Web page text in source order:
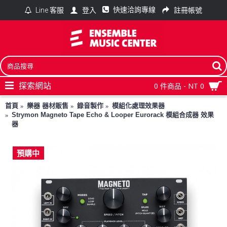
Line 客服 登入 快速洽詢專線 註冊帳號
0 件商品 - NT 0
探索網站
首頁 樂器 器材販售 錄音製作
模組化處理效果器
Strymon Magneto Tape Echo & Looper Eurorack 模組合成器 效果
器
預購中